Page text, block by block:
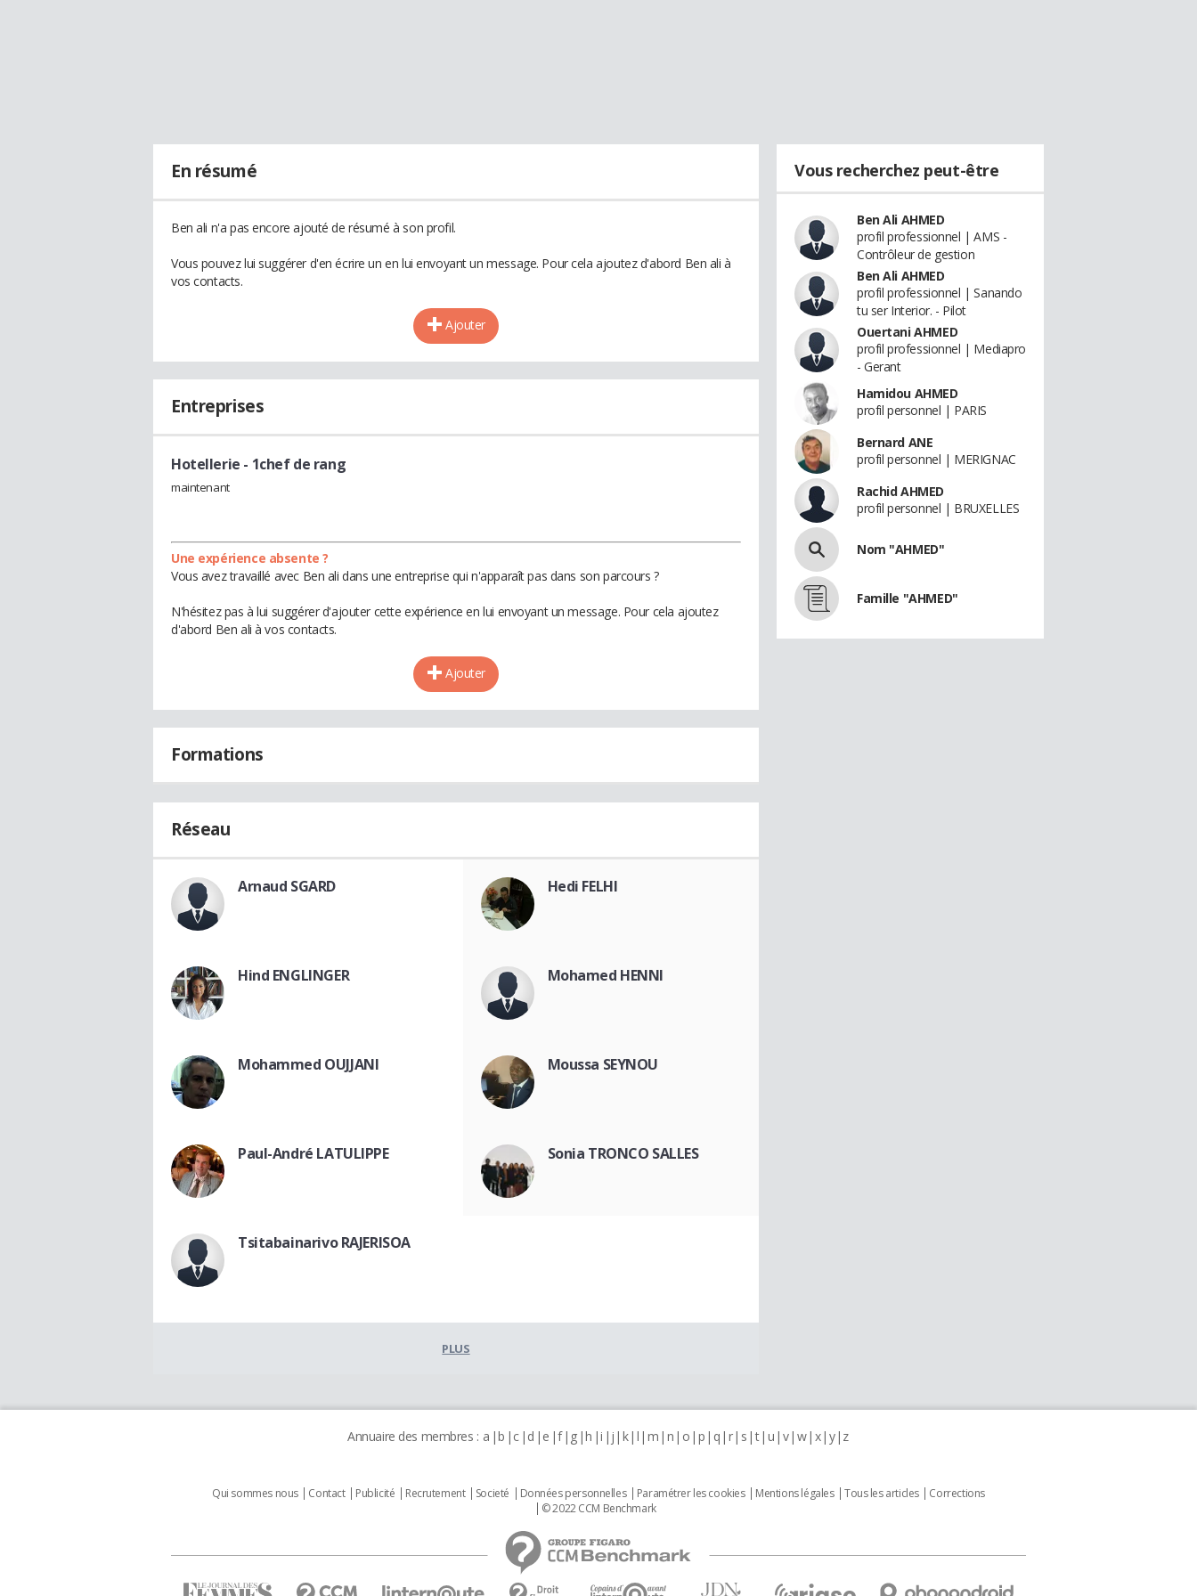
En résumé
Ben ali n'a pas encore ajouté de résumé à son profil.
Vous pouvez lui suggérer d'en écrire un en lui envoyant un message. Pour cela ajoutez d'abord Ben ali à
vos contacts.
Ajouter
Entreprises
Hotellerie - 1chef de rang
maintenant
Une expérience absente ?
Vous avez travaillé avec Ben ali dans une entreprise qui n'apparaît pas dans son parcours ?
N'hésitez pas à lui suggérer d'ajouter cette expérience en lui envoyant un message. Pour cela ajoutez
d'abord Ben ali à vos contacts.
Ajouter
Formations
Réseau
Arnaud SGARD Hedi FELHI
Hind ENGLINGER Mohamed HENNI
Mohammed OUJJANI Moussa SEYNOU
Paul-André LATULIPPE Sonia TRONCO SALLES
Tsitabainarivo RAJERISOA
PLUS
Vous recherchez peut-être
Ben Ali AHMED
profil professionnel | AMS -
Contrôleur de gestion
Ben Ali AHMED
profil professionnel | Sanando
tu ser Interior. - Pilot
Ouertani AHMED
profil professionnel | Mediapro
- Gerant
Hamidou AHMED
profil personnel | PARIS
Bernard ANE
profil personnel | MERIGNAC
Rachid AHMED
profil personnel | BRUXELLES
Nom "AHMED"
Famille "AHMED"
Annuaire des membres : a b c d e f g h i j k l m n o p q r s t u v w x y z
Qui sommes nous Contact Publicité Recrutement Societé Données personnelles Paramétrer les cookies Mentions légales Tous les articles
Corrections
© 2022 CCM Benchmark